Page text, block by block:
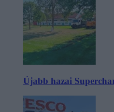
Újabb hazai